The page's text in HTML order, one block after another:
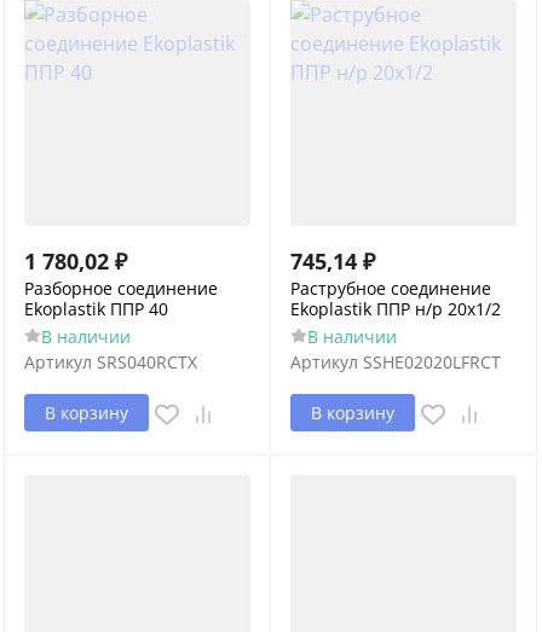
1 780,02 ₽
Разборное соединение
Ekoplastik ППР 40
В наличии
Артикул SRS040RCTX
В корзину
745,14 ₽
Раструбное соединение
Ekoplastik ППР н/р 20х1/2
В наличии
Артикул SSHE02020LFRCT
В корзину